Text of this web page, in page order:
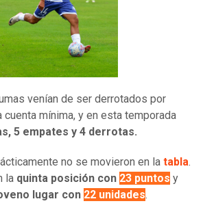
venían de ser derrotados por
cuenta mínima, y en esta temporada
5 empates y 4 derrotas.
no se movieron en la tabla.
la quinta posición con 23 puntos y
lugar con 22 unidades.